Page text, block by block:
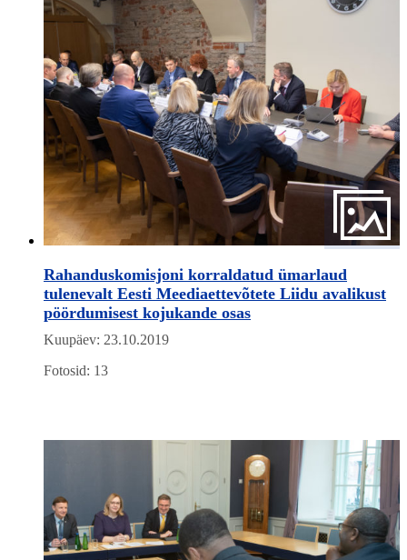
Rahanduskomisjoni korraldatud ümarlaud
tulenevalt Eesti Meediaettevõtete Liidu avalikust
pöördumisest kojukande osas
Kuupäev: 23.10.2019
Fotosid: 13